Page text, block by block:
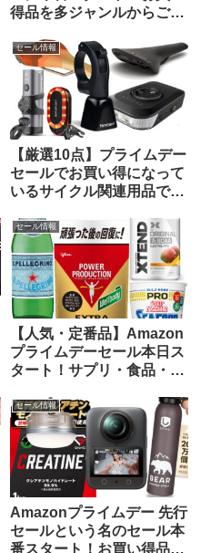
得品を多ジャンルからご紹
セール情報
【厳選10点】プライムデー
セールでお買い得になって
いるサイクル関連用品で未
してみました
セール情報
【人気・定番品】Amazon
プライムデーセール本日ス
タート！サプリ・食品・飲
ップしてみました
セール情報
Amazonプライムデー 先行
セールという名のセール本
番スタート！お買い得品を